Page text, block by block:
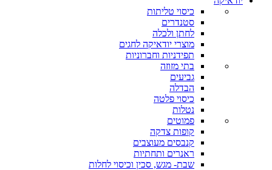
כיסוי טליתות
סטנדרים
לחתן ולכלה
מוצרי יודאיקה לחגים
תפידניות וחברוניות
בתי מזוזה
גביעים
הבדלה
כיסוי פלטה
נטלות
פמוטים
קופות צדקה
קנבסים מעוצבים
ראנרים ותחתיות
שבת- מגש, סכין וכיסוי לחלות